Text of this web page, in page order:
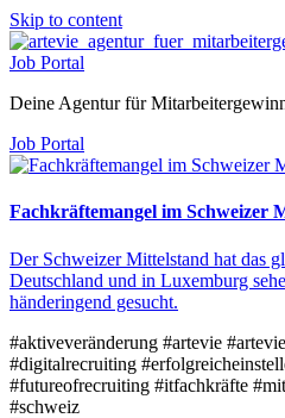
Skip to content
Job Portal
Deine Agentur für
Job Portal
Fachkräftemangel im Schweizer
Der Schweizer Mittelstand hat das
Deutschland und in Luxemburg
händeringend gesucht.
#aktiveveränderung #artevie
#digitalrecruiting
#futureofrecruiting #itfachkräfte
#schweiz